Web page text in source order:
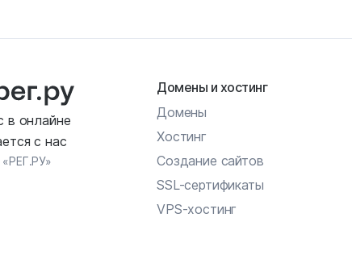
в онлайне
с нас
Домены и хостинг
Домены
Хостинг
Создание сайтов
SSL-сертификаты
VPS-хостинг